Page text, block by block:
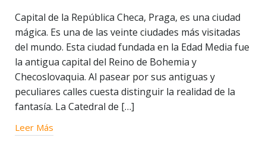
Capital de la República Checa, Praga, es una ciudad
mágica. Es una de las veinte ciudades más visitadas
del mundo. Esta ciudad fundada en la Edad Media fue
la antigua capital del Reino de Bohemia y
Checoslovaquia. Al pasear por sus antiguas y
peculiares calles cuesta distinguir la realidad de la
fantasía. La Catedral de […]
Leer Más